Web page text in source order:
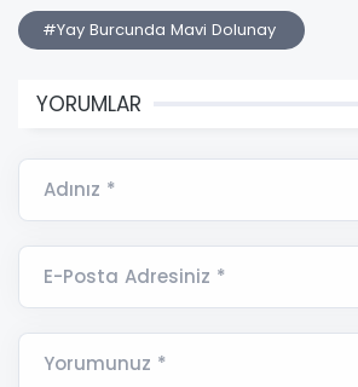
#Yay Burcunda Mavi Dolunay
YORUMLAR
Adınız *
E-Posta Adresiniz *
Yorumunuz *